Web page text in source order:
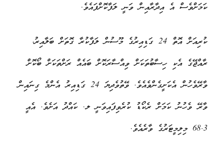
ކަމަށްވެސް އެ އިދާރާއިން ވަނީ ލަފާކޮށްފައެވެ.
ކުރިއަށް އޮތް 24 ގަޑިއިރުގެ މޫސުން ލަފާކުރާ ގޮތަށް ބަލާއިރު،
ރާއްޖޭގެ އެކި ހިސާބުތަކަށް ވިއްސާރަކޮށް ބައެއް ރަށްތަކަށް ބޯކޮށް
ވާރޭވެހުން އެކަށީގެންވެއެވެ. ވޭތުވެދިޔަ 24 ގަޑިއިރު އެންމެ ގިނައިން
ވާރޭ ވެހުނު ކަމަށް ރެކޯޑު ކުރެވިފައިވަނީ ލ. ކައްދު އަށެވެ. އެއީ
68.3 މިލިމީޓަރުގެ ވާރެއެވެ.